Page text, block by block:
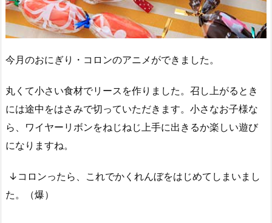
今月のおにぎり・コロンのアニメができました。
丸くて小さい食材でリースを作りました。召し上がるとき
には途中をはさみで切っていただきます。小さなお子様な
ら、ワイヤーリボンをねじねじ上手に出きるか楽しい遊び
になりますね。
↓コロンったら、これでかくれんぼをはじめてしまいまし
た。（爆）